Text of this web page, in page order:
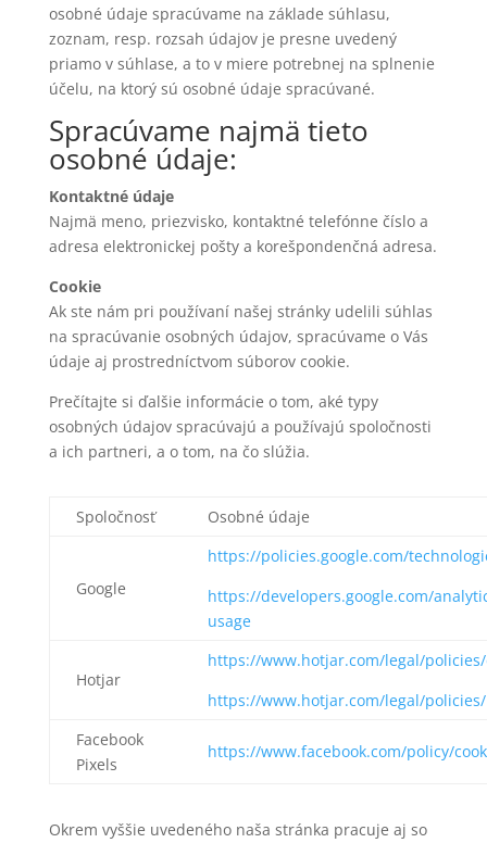
osobné údaje spracúvame na základe súhlasu,
zoznam, resp. rozsah údajov je presne uvedený
priamo v súhlase, a to v miere potrebnej na splnenie
účelu, na ktorý sú osobné údaje spracúvané.
Spracúvame najmä tieto
osobné údaje:
Kontaktné údaje
Najmä meno, priezvisko, kontaktné telefónne číslo a
adresa elektronickej pošty a korešpondenčná adresa.
Cookie
Ak ste nám pri používaní našej stránky udelili súhlas
na spracúvanie osobných údajov, spracúvame o Vás
údaje aj prostredníctvom súborov cookie.
Prečítajte si ďalšie informácie o tom, aké typy
osobných údajov spracúvajú a používajú spoločnosti
a ich partneri, a o tom, na čo slúžia.
Spoločnosť Osobné údaje
Google
https://policies.google.com/
https://developers.google.com/
usage
Hotjar
https://www.hotjar.com/legal/
https://www.hotjar.com/legal/
Facebook
Pixels
https://www.facebook.com/policy/
Okrem vyššie uvedeného naša stránka pracuje aj so